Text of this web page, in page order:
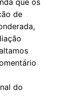
que os
de
do